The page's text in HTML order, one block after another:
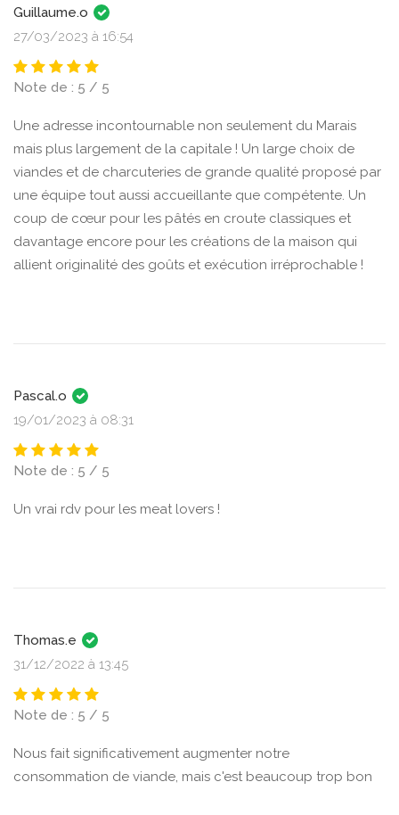
Guillaume.o
27/03/2023 à 16:54
Note de : 5 / 5
Une adresse incontournable non seulement du Marais
mais plus largement de la capitale ! Un large choix de
viandes et de charcuteries de grande qualité proposé par
une équipe tout aussi accueillante que compétente. Un
coup de cœur pour les pâtés en croute classiques et
davantage encore pour les créations de la maison qui
allient originalité des goûts et exécution irréprochable !
Pascal.o
19/01/2023 à 08:31
Note de : 5 / 5
Un vrai rdv pour les meat lovers !
Thomas.e
31/12/2022 à 13:45
Note de : 5 / 5
Nous fait significativement augmenter notre
consommation de viande, mais c'est beaucoup trop bon